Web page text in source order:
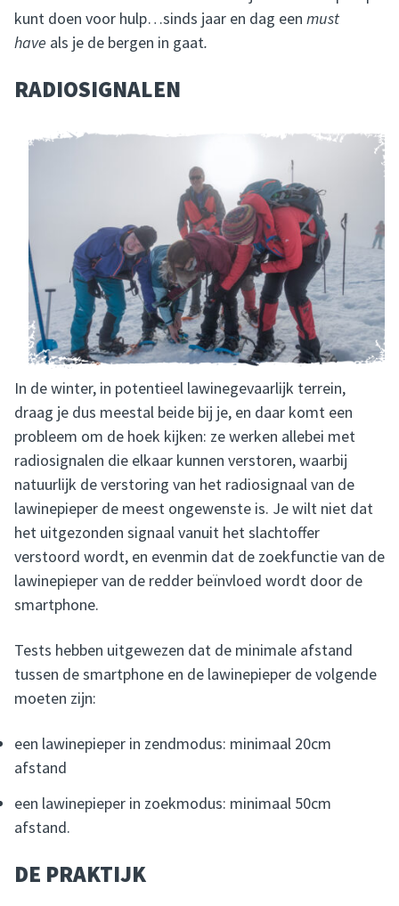
kunt doen voor hulp…sinds jaar en dag een must
have als je de bergen in gaat.
RADIOSIGNALEN
In de winter, in potentieel lawinegevaarlijk terrein,
draag je dus meestal beide bij je, en daar komt een
probleem om de hoek kijken: ze werken allebei met
radiosignalen die elkaar kunnen verstoren, waarbij
natuurlijk de verstoring van het radiosignaal van de
lawinepieper de meest ongewenste is. Je wilt niet dat
het uitgezonden signaal vanuit het slachtoffer
verstoord wordt, en evenmin dat de zoekfunctie van de
lawinepieper van de redder beïnvloed wordt door de
smartphone.
Tests hebben uitgewezen dat de minimale afstand
tussen de smartphone en de lawinepieper de volgende
moeten zijn:
een lawinepieper in zendmodus: minimaal 20cm
afstand
een lawinepieper in zoekmodus: minimaal 50cm
afstand.
DE PRAKTIJK